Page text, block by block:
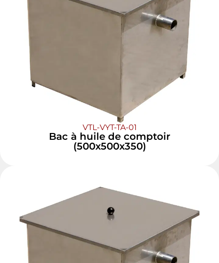
VTL-VYT-TA-01
Bac à huile de comptoir
(500x500x350)